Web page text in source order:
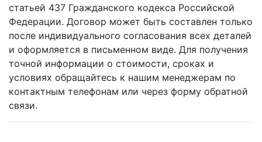
статьей 437 Гражданского кодекса Российской
Федерации. Договор может быть составлен только
после индивидуального согласования всех деталей
и оформляется в письменном виде. Для получения
точной информации о стоимости, сроках и
условиях обращайтесь к нашим менеджерам по
контактным телефонам или через форму обратной
связи.